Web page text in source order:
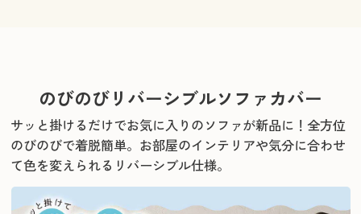
のびのびリバーシブルソファカバー
サッと掛けるだけでお気に入りのソファが新品に！ 全方位
のびのびで着脱簡単。お部屋のインテリアや気分に合わせ
て色を変えられるリバーシブル仕様。